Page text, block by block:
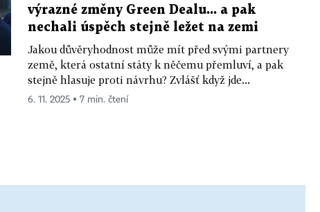
výrazné změny Green Dealu... a pak
nechali úspěch stejně ležet na zemi
Jakou důvěryhodnost může mít před svými partnery
země, která ostatní státy k něčemu přemluví, a pak
stejně hlasuje proti návrhu? Zvlášť když jde...
6. 11. 2025 ▪ 7 min. čtení